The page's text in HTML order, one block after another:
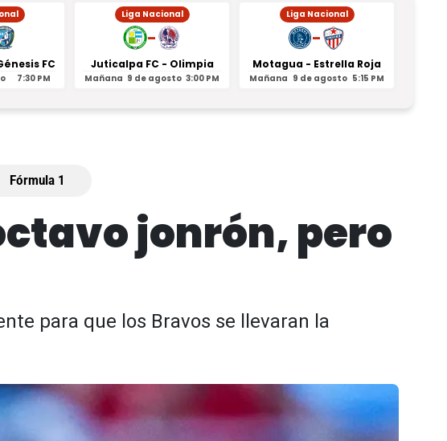
FC
7:30 PM
Liga Nacional
-
Juticalpa FC - Olimpia
Mañana 9 de agosto 3:00 PM
Liga Nacional
-
Motagua - Estrella Roja
Mañana 9 de agosto 5:15 PM
Fórmula 1
jonrón, pero
para que los Bravos se llevaran la